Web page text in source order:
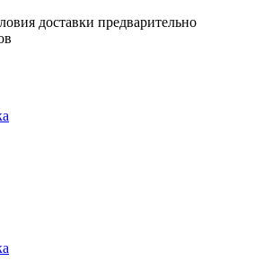
доставки предварительно